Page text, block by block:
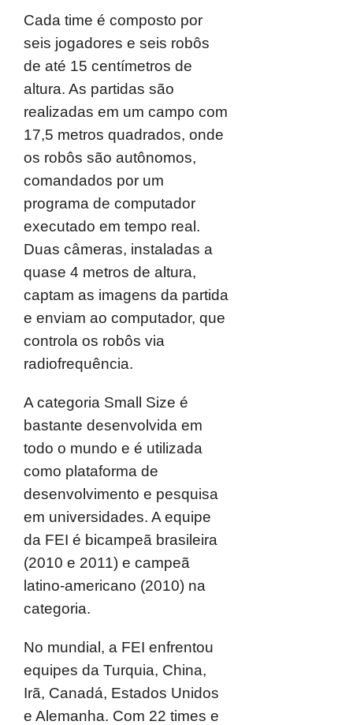
Cada time é composto por
seis jogadores e seis robôs
de até 15 centímetros de
altura. As partidas são
realizadas em um campo com
17,5 metros quadrados, onde
os robôs são autônomos,
comandados por um
programa de computador
executado em tempo real.
Duas câmeras, instaladas a
quase 4 metros de altura,
captam as imagens da partida
e enviam ao computador, que
controla os robôs via
radiofrequência.
A categoria Small Size é
bastante desenvolvida em
todo o mundo e é utilizada
como plataforma de
desenvolvimento e pesquisa
em universidades. A equipe
da FEI é bicampeã brasileira
(2010 e 2011) e campeã
latino-americano (2010) na
categoria.
No mundial, a FEI enfrentou
equipes da Turquia, China,
Irã, Canadá, Estados Unidos
e Alemanha. Com 22 times e